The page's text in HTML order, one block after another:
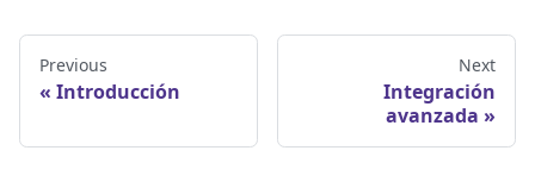
Previous
Introducción
Next
Integración
avanzada